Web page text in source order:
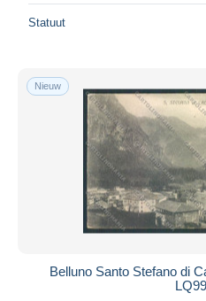
Statuut
Nieuw
Belluno Santo Stefano di